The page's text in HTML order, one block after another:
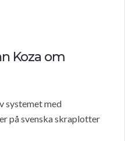
Koza om
systemet med
på svenska skraplotter